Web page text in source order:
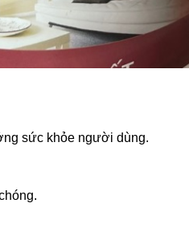
sức khỏe người dùng.